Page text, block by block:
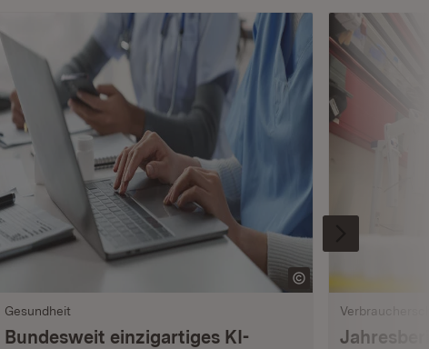
Gesundheit
Bundesweit einzigartiges KI-